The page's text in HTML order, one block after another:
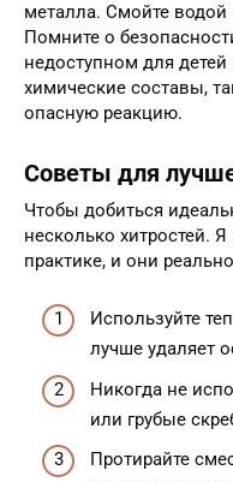
металла. Смойте
Помните о
недоступном для
химические составы,
опасную реакцию.
Советы для
Чтобы добиться
несколько хитростей.
практике, и они
Используйте
лучше удаляет
Никогда не
или грубые
Протирайте